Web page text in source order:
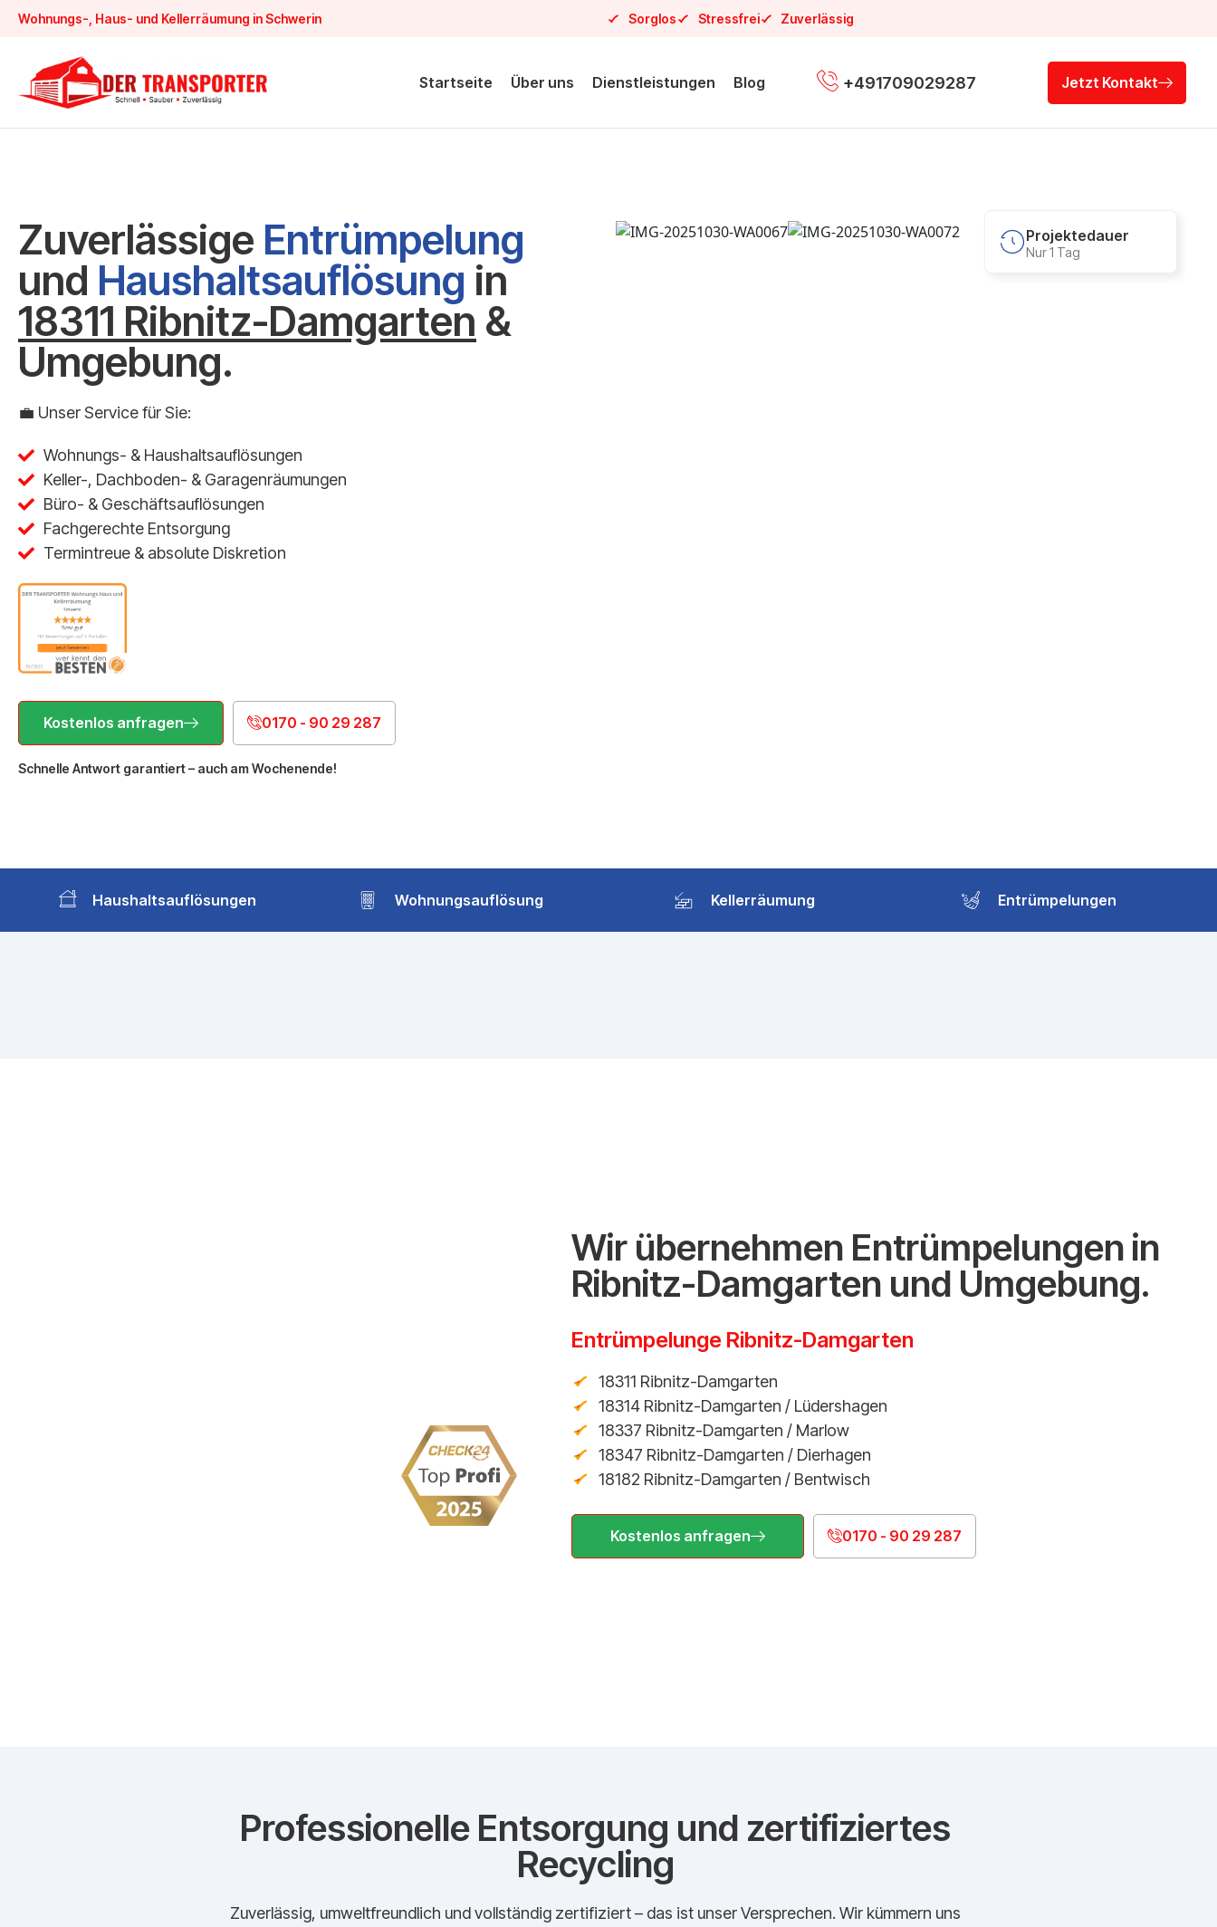
Wohnungs-, Haus- und Kellerräumung in Schwerin Sorglos Stressfrei Zuverlässig
Startseite Über uns Dienstleistungen Blog +491709029287 Jetzt Kontakt
Zuverlässige Entrümpelung
und Haushaltsauflösung in
18311 Ribnitz-Damgarten &
Umgebung.
💼 Unser Service für Sie:
Wohnungs- & Haushaltsauflösungen
Keller-, Dachboden- & Garagenräumungen
Büro- & Geschäftsauflösungen
Fachgerechte Entsorgung
Termintreue & absolute Diskretion
Kostenlos anfragen 0170 - 90 29 287
Schnelle Antwort garantiert – auch am Wochenende!
Projektedauer
Nur 1 Tag
Haushaltsauflösungen Wohnungsauflösung Kellerräumung Entrümpelungen
Wir übernehmen Entrümpelungen in
Ribnitz-Damgarten und Umgebung.
Entrümpelunge Ribnitz-Damgarten
18311 Ribnitz-Damgarten
18314 Ribnitz-Damgarten / Lüdershagen
18337 Ribnitz-Damgarten / Marlow
18347 Ribnitz-Damgarten / Dierhagen
18182 Ribnitz-Damgarten / Bentwisch
Kostenlos anfragen 0170 - 90 29 287
Professionelle Entsorgung und zertifiziertes
Recycling
Zuverlässig, umweltfreundlich und vollständig zertifiziert – das ist unser Versprechen. Wir kümmern uns